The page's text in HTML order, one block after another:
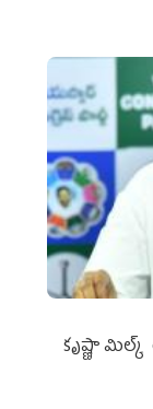
కృష్ణా మిల్క్‌